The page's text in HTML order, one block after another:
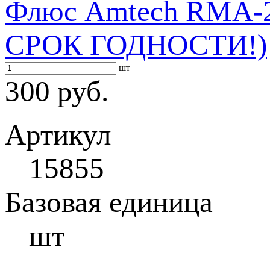
Флюс Amtech
СРОК ГОДНОСТИ!)
шт
300 руб.
Артикул
15855
Базовая единица
шт